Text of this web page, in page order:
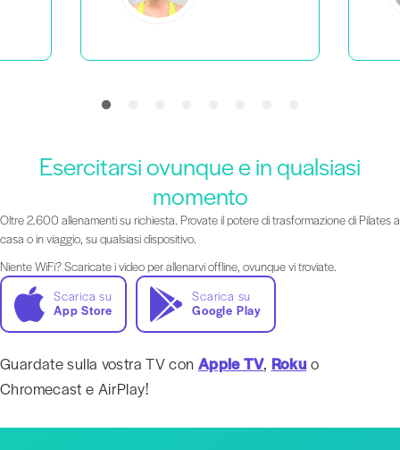
Esercitarsi ovunque e in qualsiasi
momento
Oltre 2.600 allenamenti su richiesta. Provate il potere di trasformazione di Pilates a
casa o in viaggio, su qualsiasi dispositivo.
Niente WiFi? Scaricate i video per allenarvi offline, ovunque vi troviate.
Scarica su
App Store
Scarica su
Google Play
Guardate sulla vostra TV con Apple TV, Roku o
Chromecast e AirPlay!